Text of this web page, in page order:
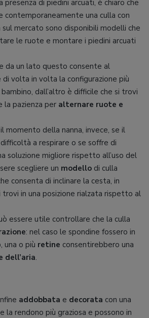
presenza di piedini arcuati, è chiaro che
contemporaneamente una culla con
mercato sono disponibili modelli che
le ruote e montare i piedini arcuati
da un lato questo consente al
volta in volta la configurazione più
dall’altro è difficile che si trovi
pazienza per alternare ruote e
momento della nanna, invece, se il
a respirare o se soffre di
soluzione migliore rispetto all’uso del
scegliere un modello di culla
consenta di inclinare la cesta, in
in una posizione rialzata rispetto al
essere utile controllare che la culla
: nel caso le spondine fossero in
una o più retine consentirebbero una
dell’aria.
addobbata e decorata con una
la rendono più graziosa e possono in